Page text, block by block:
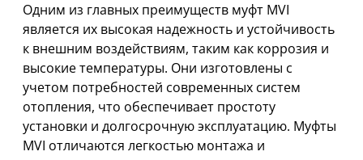
Одним из главных преимуществ муфт MVI
является их высокая надежность и устойчивость
к внешним воздействиям, таким как коррозия и
высокие температуры. Они изготовлены с
учетом потребностей современных систем
отопления, что обеспечивает простоту
установки и долгосрочную эксплуатацию. Муфты
MVI отличаются легкостью монтажа и